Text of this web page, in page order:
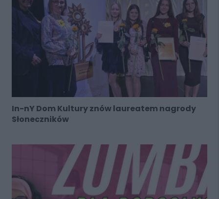
In-nY Dom Kultury znów laureatem nagrody
Słoneczników